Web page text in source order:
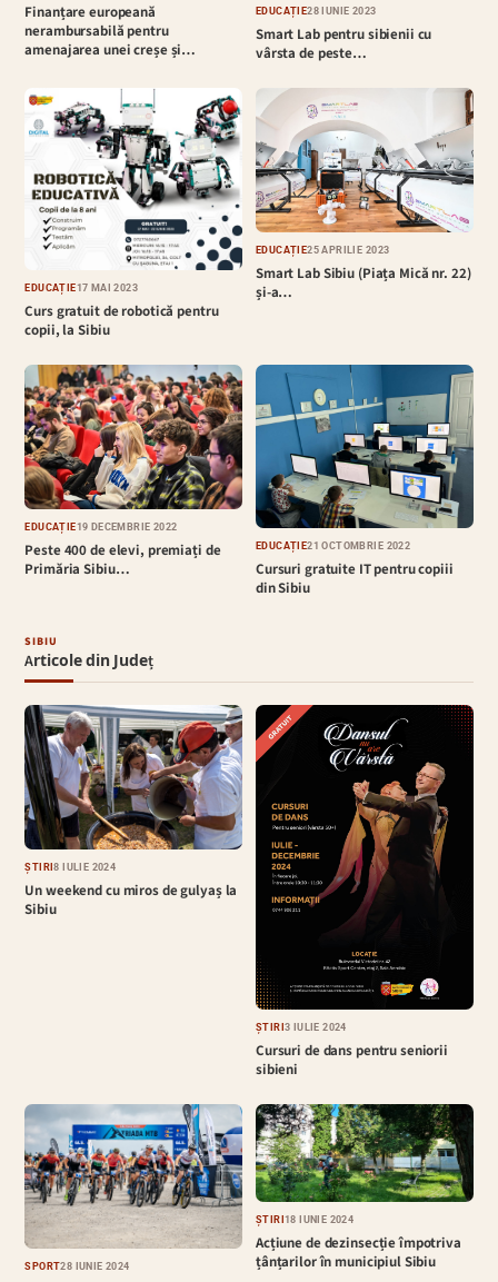
Finanțare europeană
nerambursabilă pentru
amenajarea unei creșe și…
EDUCAȚIE28 IUNIE 2023
Smart Lab pentru sibienii cu
vârsta de peste…
EDUCAȚIE17 MAI 2023
Curs gratuit de robotică pentru
copii, la Sibiu
EDUCAȚIE25 APRILIE 2023
Smart Lab Sibiu (Piața Mică nr. 22)
și-a…
EDUCAȚIE19 DECEMBRIE 2022
Peste 400 de elevi, premiați de
Primăria Sibiu…
EDUCAȚIE21 OCTOMBRIE 2022
Cursuri gratuite IT pentru copiii
din Sibiu
SIBIU
Articole din Județ
ȘTIRI8 IULIE 2024
Un weekend cu miros de gulyaș la
Sibiu
ȘTIRI3 IULIE 2024
Cursuri de dans pentru seniorii
sibieni
SPORT28 IUNIE 2024
ȘTIRI18 IUNIE 2024
Acțiune de dezinsecție împotriva
țânțarilor în municipiul Sibiu